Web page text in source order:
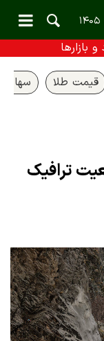
قیمت طلا سهام
ترافیک